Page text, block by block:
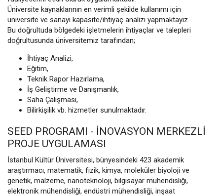
Üniversite kaynaklarının en verimli şekilde kullanımı için
üniversite ve sanayi kapasite/ihtiyaç analizi yapmaktayız.
Bu doğrultuda bölgedeki işletmelerin ihtiyaçlar ve talepleri
doğrultusunda üniversitemiz tarafından;
İhtiyaç Analizi,
Eğitim,
Teknik Rapor Hazırlama,
İş Geliştirme ve Danışmanlık,
Saha Çalışması,
Bilirkişilik vb. hizmetler sunulmaktadır.
SEED PROGRAMI - İNOVASYON MERKEZLI
PROJE UYGULAMASI
İstanbul Kültür Üniversitesi, bünyesindeki 423 akademik
araştırmacı, matematik, fizik, kimya, moleküler biyoloji ve
genetik, malzeme, nanoteknoloji, bilgisayar mühendisliği,
elektronik mühendisliği, endüstri mühendisliği, inşaat